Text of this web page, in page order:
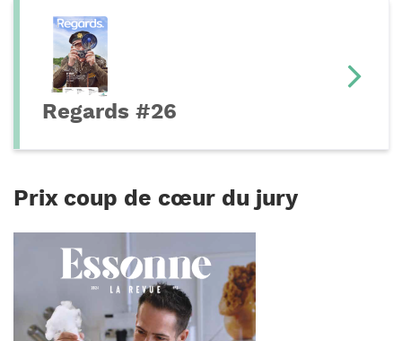
Regards #26
Prix coup de cœur du jury